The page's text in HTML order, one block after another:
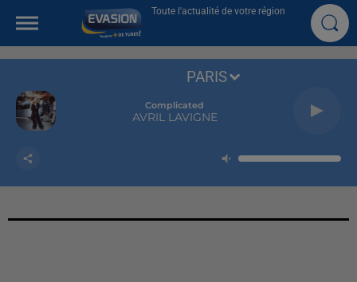
Toute l'actualité de votre région
Complicated
AVRIL LAVIGNE
PARIS